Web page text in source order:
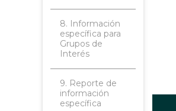
8. Información
específica para
Grupos de
Interés
9. Reporte de
información
específica